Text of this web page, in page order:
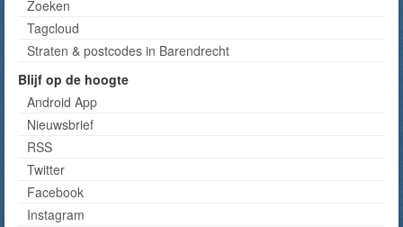
Zoeken
Tagcloud
Straten & postcodes in Barendrecht
Blijf op de hoogte
Android App
Nieuwsbrief
RSS
Twitter
Facebook
Instagram